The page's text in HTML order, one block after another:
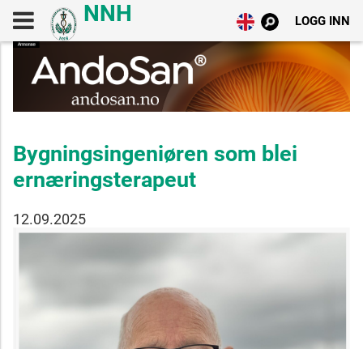
LOGG INN
Bygningsingeniøren som blei
ernæringsterapeut
12.09.2025